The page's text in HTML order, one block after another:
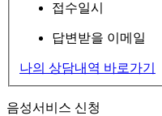
접수일시
답변받을 이메일
나의 상담내역 바로가기
음성서비스 신청